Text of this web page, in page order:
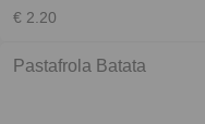
€ 2.20
Pastafrola Batata